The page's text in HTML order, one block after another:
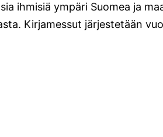
ihmisiä ympäri Suomea ja
Kirjamessut järjestetään